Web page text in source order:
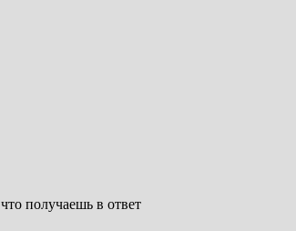
получаешь в ответ